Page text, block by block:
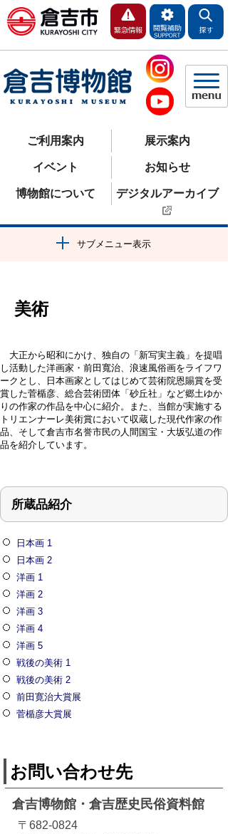
ご利用案内 展示案内
イベント お知らせ
博物館について デジタルアーカイブ
サブメニュー表示
美術
大正から昭和にかけ、独自の「新写実主義」を提唱
し活動した洋画家・前田寬治、浪速風俗画をライフワ
ークとし、日本画家としてはじめて芸術院恩賜賞を受
賞した菅楯彦、総合芸術団体「砂丘社」など郷土ゆか
りの作家の作品を中心に紹介。また、当館が実施する
トリエンナーレ美術賞において収蔵した現代作家の作
品、そして倉吉市名誉市民の人間国宝・大坂弘道の作
品を紹介しています。
所蔵品紹介
日本画 1
日本画 2
洋画 1
洋画 2
洋画 3
洋画 4
洋画 5
戦後の美術 1
戦後の美術 2
前田寛治大賞展
菅楯彦大賞展
お問い合わせ先
倉吉博物館・倉吉歴史民俗資料館
〒682-0824